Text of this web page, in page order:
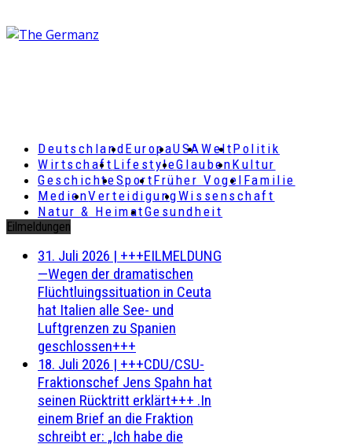
DeutschlandEuropaUSAWeltPolitik
Wirtschaft LifestyleGlaubenKultur
GeschichteSportFrüher Vogel Familie
MedienVerteidigungWissenschaft
Natur & HeimatGesundheit
Eilmeldungen
31. Juli 2026 | +++EILMELDUNG
—Wegen der dramatischen
Flüchtluingssituation in Ceuta
hat Italien alle See- und
Luftgrenzen zu Spanien
geschlossen+++
18. Juli 2026 | +++CDU/CSU-
Fraktionschef Jens Spahn hat
seinen Rücktritt erklärt+++ .In
einem Brief an die Fraktion
schreibt er: „Ich habe die